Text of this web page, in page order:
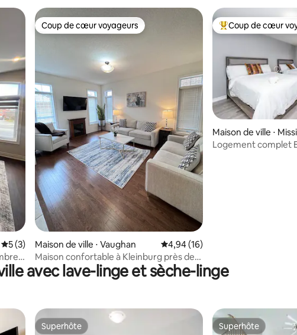
: 5 sur 5
Évaluation moyenne sur la base de 3 commentaires : 5 sur 5
5 (3)
Coup de cœur voyageurs
Coup de cœur voyageurs
Maison de ville ⋅ Vaughan Évaluation moyenne sur la base
4,94 (16)
Maison confortable à Kleinburg près de
YYZ/Wonderland
Coups de cœur
Coup de cœur
Maison de ville ⋅
Logement complet
avec lave-linge et sèche-linge
Superhôte
Superhôte Superhôte
Superhôte